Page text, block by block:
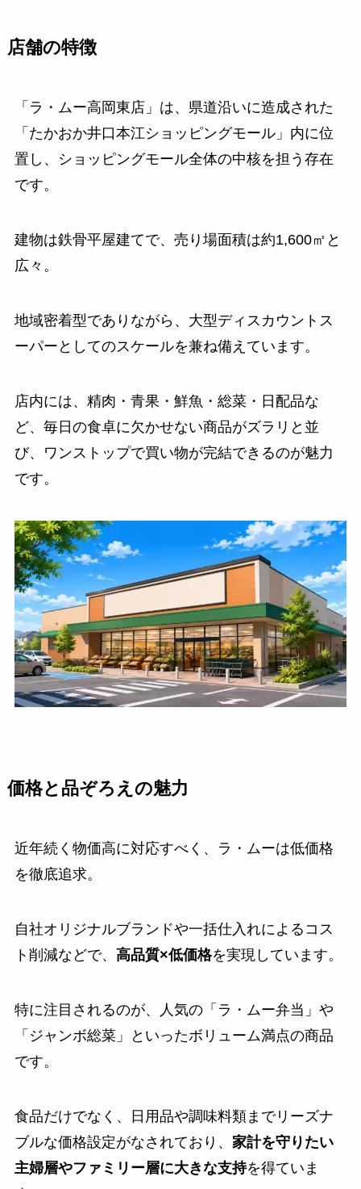
店舗の特徴
「ラ・ムー高岡東店」は、県道沿いに造成された
「たかおか井口本江ショッピングモール」内に位
置し、ショッピングモール全体の中核を担う存在
です。
建物は鉄骨平屋建てで、売り場面積は約1,600㎡と
広々。
地域密着型でありながら、大型ディスカウントス
ーパーとしてのスケールを兼ね備えています。
店内には、精肉・青果・鮮魚・総菜・日配品な
ど、毎日の食卓に欠かせない商品がズラリと並
び、ワンストップで買い物が完結できるのが魅力
です。
価格と品ぞろえの魅力
近年続く物価高に対応すべく、ラ・ムーは低価格
を徹底追求。
自社オリジナルブランドや一括仕入れによるコス
ト削減などで、 高品質×低価格を実現しています。
特に注目されるのが、人気の「ラ・ムー弁当」や
「ジャンボ総菜」といったボリューム満点の商品
です。
食品だけでなく、日用品や調味料類までリーズナ
ブルな価格設定がなされており、 家計を守りたい
主婦層やファミリー層に大きな支持を得ていま